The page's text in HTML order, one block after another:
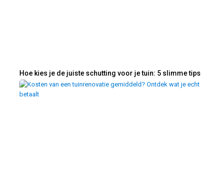
Hoe kies je de juiste schutting voor je tuin: 5 slimme tips